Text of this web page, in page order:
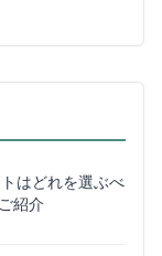
はどれを選ぶべ
紹介